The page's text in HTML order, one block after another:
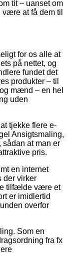
tit – uanset om
at få dem til
for os alle at
på nettet, og
fundet det
produkter – til
mænd – en hel
uden
tjekke flere e-
Ansigtsmaling,
sådan at man er
pris.
en internet
der virker
tilfælde være et
er imidlertid
overfor
Som en
fra fx